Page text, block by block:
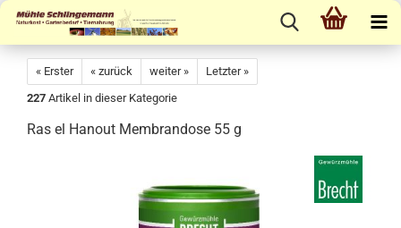
« Erster « zurück weiter »
Letzter »
227 Artikel in dieser Kategorie
Ras el Hanout Membrandose 55 g